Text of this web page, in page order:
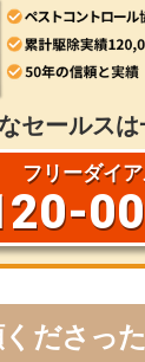
セールスは
フリーダイ
ださっ